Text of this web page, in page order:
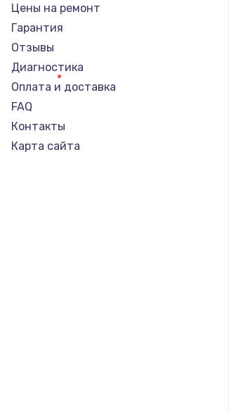
Цены на ремонт
Гарантия
Отзывы
Диагностика
Оплата и доставка
FAQ
Контакты
Карта сайта